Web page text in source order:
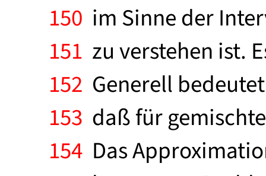
150 im Sinne der
151 zu verstehen ist.
152 Generell
153 daß für
154 Das